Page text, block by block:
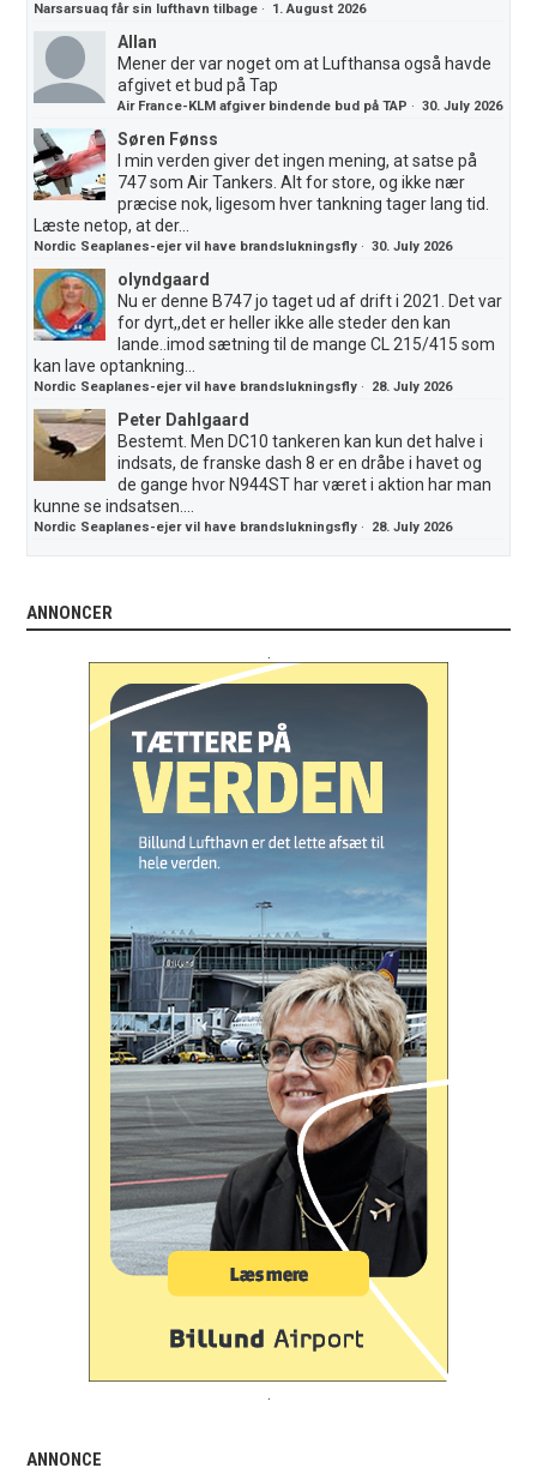
Narsarsuaq får sin lufthavn tilbage · 1. August 2026
Allan
Mener der var noget om at Lufthansa også havde
afgivet et bud på Tap
Air France-KLM afgiver bindende bud på TAP ·30. July 2026
Søren Fønss
I min verden giver det ingen mening, at satse på
747 som Air Tankers. Alt for store, og ikke nær
præcise nok, ligesom hver tankning tager lang tid.
Læste netop, at der...
Nordic Seaplanes-ejer vil have brandslukningsfly ·30. July 2026
olyndgaard
Nu er denne B747 jo taget ud af drift i 2021. Det var
for dyrt,,det er heller ikke alle steder den kan
lande..imod sætning til de mange CL 215/415 som
kan lave optankning...
Nordic Seaplanes-ejer vil have brandslukningsfly · 28. July 2026
Peter Dahlgaard
Bestemt. Men DC10 tankeren kan kun det halve i
indsats, de franske dash 8 er en dråbe i havet og
de gange hvor N944ST har været i aktion har man
kunne se indsatsen....
Nordic Seaplanes-ejer vil have brandslukningsfly · 28. July 2026
ANNONCER
.
.
ANNONCE